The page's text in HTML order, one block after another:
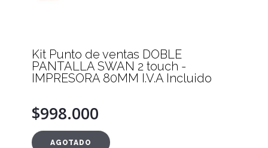
Kit Punto de ventas DOBLE
PANTALLA SWAN 2 touch -
IMPRESORA 80MM I.V.A Incluido
$998.000
AGOTADO